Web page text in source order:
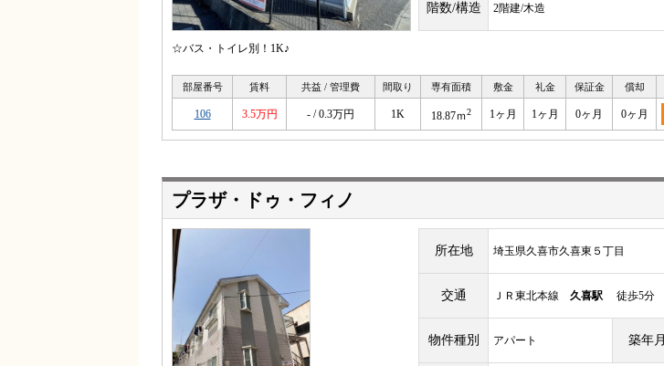
階数/構造 2階建/木造
☆バス・トイレ別！1K♪
部屋番号 賃料 共益 / 管理費 間取り 専有面積 敷金 礼金 保証金 償却
106 3.5万円 - / 0.3万円 1K 18.87ｍ2 1ヶ月 1ヶ月 0ヶ月 0ヶ月
プラザ・ドゥ・フィノ
所在地 埼玉県久喜市久喜東５丁目
交通 ＪＲ東北本線 久喜駅 徒歩5分
物件種別 アパート 築年月